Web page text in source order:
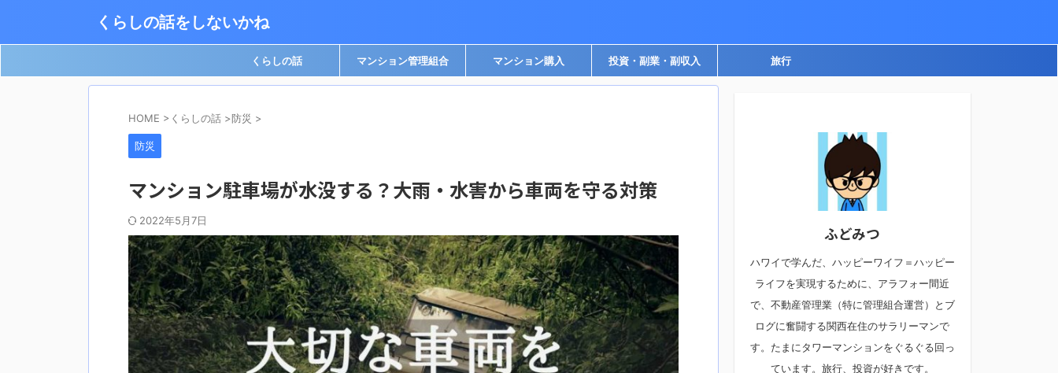
くらしの話をしないかね
くらしの話 マンション管理組合 マンション購入 投資・副業・副収入 旅行
HOME > くらしの話 >防災 >
防災
マンション駐車場が水没する？大雨・水害から車両を守る対策
2022年5月7日
ふどみつ
ハワイで学んだ、ハッピーワイフ＝ハッピー
ライフを実現するために、アラフォー間近
で、不動産管理業（特に管理組合運営）とブ
ログに奮闘する関西在住のサラリーマンで
す。たまにタワーマンションをぐるぐる回っ
ています。旅行、投資が好きです。